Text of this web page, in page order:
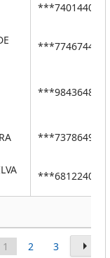
***74014400**
***77467441**
***98436488**
***73786491**
***68122404**
1 2 3